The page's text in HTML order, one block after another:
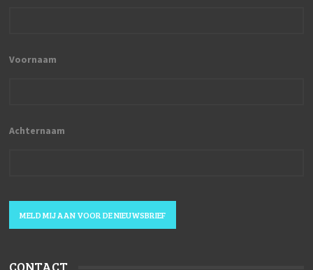
Voornaam
Achternaam
MELD MIJ AAN VOOR DE NIEUWSBRIEF
CONTACT